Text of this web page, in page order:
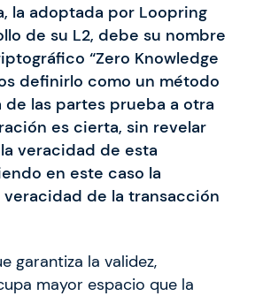
la adoptada por Loopring
de su L2, debe su nombre
“Zero Knowledge
definirlo como un método
de las partes prueba a otra
es cierta, sin revelar
veracidad de esta
en este caso la
veracidad de la transacción
garantiza la validez,
mayor espacio que la